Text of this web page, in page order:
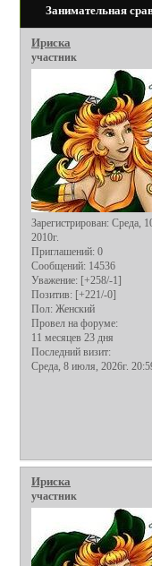
Занимательная
Ириска
участник
Зарегистрирован: Среда,
2010г.
Приглашений: 0
Сообщений: 14536
Уважение: [+258/-1]
Позитив: [+221/-0]
Пол: Женский
Провел на форуме:
11 месяцев 23 дня
Последний визит:
Среда, 8 июля, 2026г.
Ириска
участник